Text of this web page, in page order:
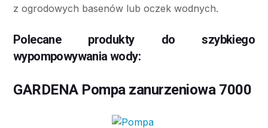
z ogrodowych basenów lub oczek wodnych.
Polecane produkty do szybkiego
wypompowywania wody:
GARDENA Pompa zanurzeniowa 7000